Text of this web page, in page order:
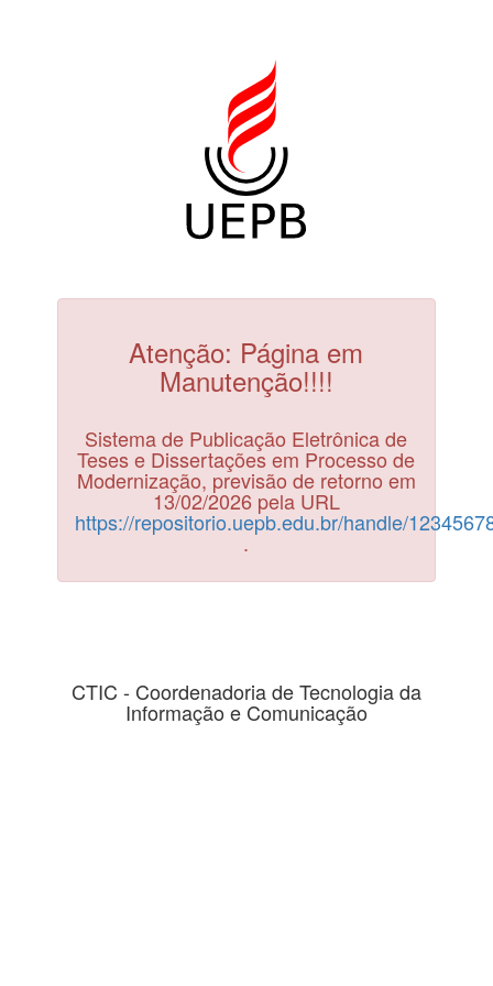
Atenção: Página em
Manutenção!!!!
Sistema de Publicação Eletrônica de
Teses e Dissertações em Processo de
Modernização, previsão de retorno em
13/02/2026 pela URL
https://repositorio.uepb.edu.br/handle/
.
CTIC - Coordenadoria de Tecnologia da
Informação e Comunicação